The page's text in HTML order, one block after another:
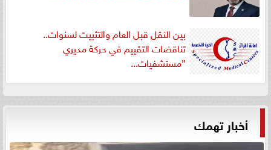
بين النقل قبل العام والتثبيت لسنوات..
تناقضات التقييم في حركة مديري
”مستشفيات...
أخبار تهمك